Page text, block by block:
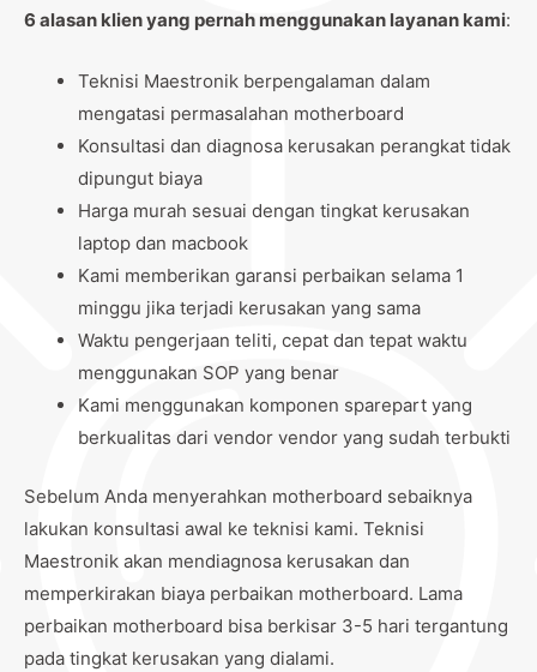
6 alasan klien yang pernah menggunakan layanan kami:
Teknisi Maestronik berpengalaman dalam
mengatasi permasalahan motherboard
Konsultasi dan diagnosa kerusakan perangkat tidak
dipungut biaya
Harga murah sesuai dengan tingkat kerusakan
laptop dan macbook
Kami memberikan garansi perbaikan selama 1
minggu jika terjadi kerusakan yang sama
Waktu pengerjaan teliti, cepat dan tepat waktu
menggunakan SOP yang benar
Kami menggunakan komponen sparepart yang
berkualitas dari vendor vendor yang sudah terbukti
Sebelum Anda menyerahkan motherboard sebaiknya
lakukan konsultasi awal ke teknisi kami. Teknisi
Maestronik akan mendiagnosa kerusakan dan
memperkirakan biaya perbaikan motherboard. Lama
perbaikan motherboard bisa berkisar 3-5 hari tergantung
pada tingkat kerusakan yang dialami.